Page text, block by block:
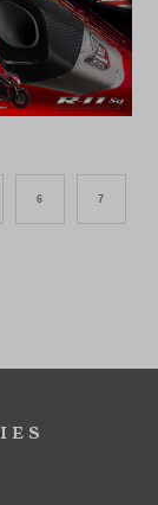
6 7